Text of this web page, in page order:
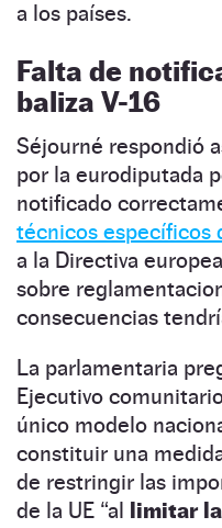
a los países.
Falta de
baliza V-16
Séjourné respondió
por la eurodiputada
notificado
técnicos específicos
a la Directiva
sobre
consecuencias
La parlamentaria
Ejecutivo
único modelo
constituir una
de restringir las
de la UE “al limitar